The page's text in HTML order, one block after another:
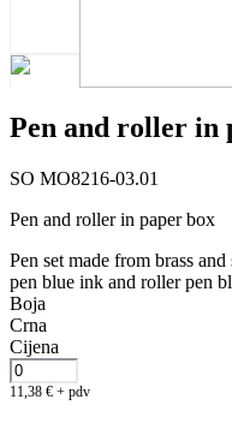
Pen and roller in
SO MO8216-03.01
Pen and roller in paper box
Pen set made from brass
pen blue ink and roller pen
Boja
Crna
Cijena
11,38 € + pdv